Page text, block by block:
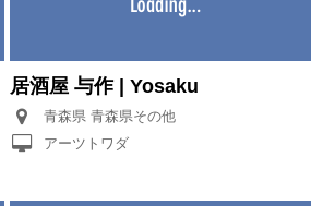
居酒屋 与作 | Yosaku
青森県 青森県その他
アーツトワダ